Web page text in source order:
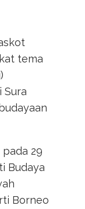
tema
Sura
29
Budaya
Borneo